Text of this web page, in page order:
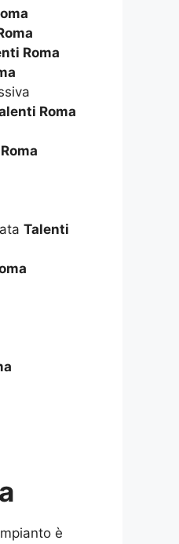
Roma
Roma
Talenti
è